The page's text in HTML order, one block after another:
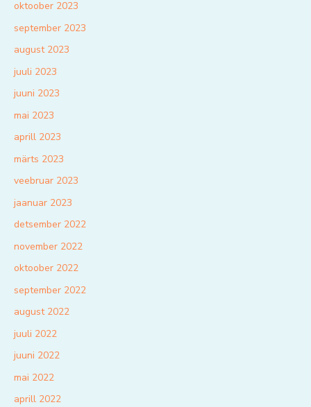
oktoober 2023
september 2023
august 2023
juuli 2023
juuni 2023
mai 2023
aprill 2023
märts 2023
veebruar 2023
jaanuar 2023
detsember 2022
november 2022
oktoober 2022
september 2022
august 2022
juuli 2022
juuni 2022
mai 2022
aprill 2022